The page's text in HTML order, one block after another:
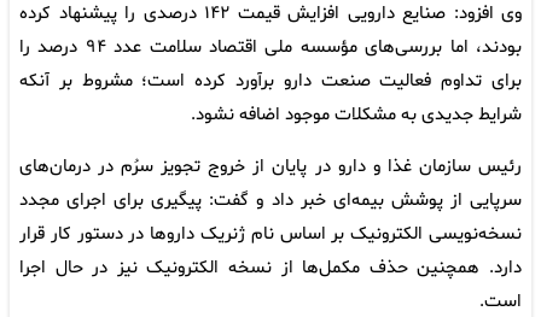
وی افزود: صنایع دارویی افزایش قیمت ۱۴۲ درصدی را پیشنهاد کرده
بودند، اما بررسی‌های مؤسسه ملی اقتصاد سلامت عدد ۹۴ درصد را
برای تداوم فعالیت صنعت دارو برآورد کرده است؛ مشروط بر آنکه
شرایط جدیدی به مشکلات موجود اضافه نشود.
رئیس سازمان غذا و دارو در پایان از خروج تجویز سرُم در درمان‌های
سرپایی از پوشش بیمه‌ای خبر داد و گفت: پیگیری برای اجرای مجدد
نسخه‌نویسی الکترونیک بر اساس نام ژنریک داروها در دستور کار قرار
دارد. همچنین حذف مکمل‌ها از نسخه الکترونیک نیز در حال اجرا
است.